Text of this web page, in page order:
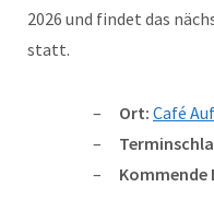
2026 und findet das
statt.
Ort: Café
Kommende